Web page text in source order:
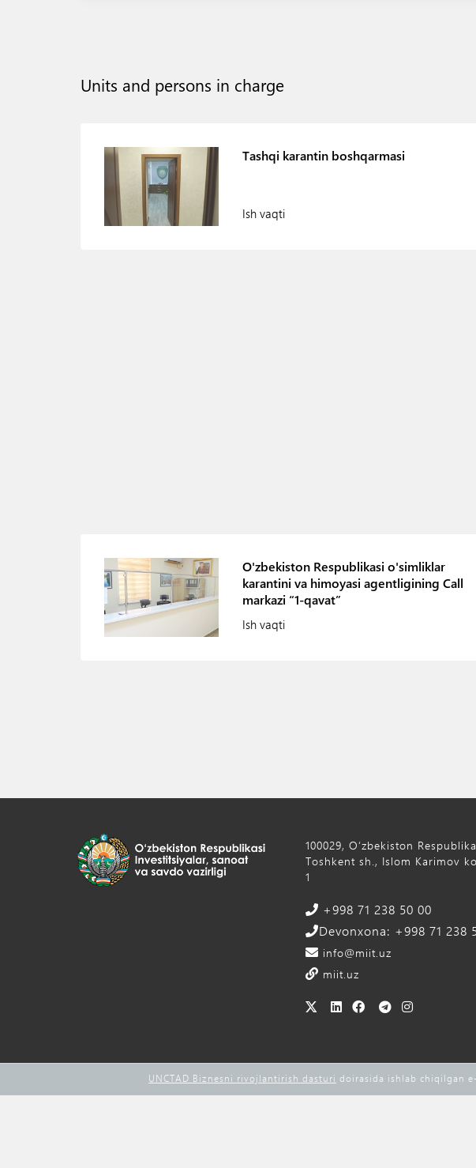
Units and persons in charge
Tashqi karantin boshqarmasi
Ish vaqti
O'zbekiston Respublikasi o'simliklar
karantini va himoyasi agentligining Call
markazi “1-qavat”
Ish vaqti
100029, Oʻzbekiston
Toshkent sh., Islom Karimov
1
+998 71 238 50 00
Devonxona: +998 71 238
info@miit.uz
miit.uz
UNCTAD Biznesni rivojlantirish dasturi doirasida ishlab chiqilgan